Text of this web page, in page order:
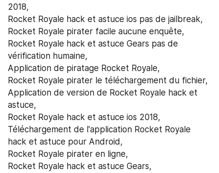
2018,
Rocket Royale hack et astuce ios pas de jailbreak,
Rocket Royale pirater facile aucune enquête,
Rocket Royale hack et astuce Gears pas de
vérification humaine,
Application de piratage Rocket Royale,
Rocket Royale pirater le téléchargement du fichier,
Application de version de Rocket Royale hack et
astuce,
Rocket Royale hack et astuce ios 2018,
Téléchargement de l'application Rocket Royale
hack et astuce pour Android,
Rocket Royale pirater en ligne,
Rocket Royale hack et astuce Gears,